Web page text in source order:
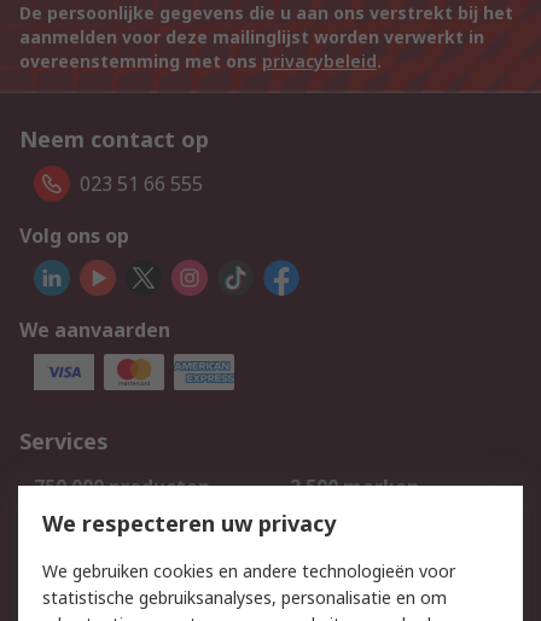
De persoonlijke gegevens die u aan ons verstrekt bij het
aanmelden voor deze mailinglijst worden verwerkt in
overeenstemming met ons privacybeleid.
Neem contact op
023 51 66 555
Volg ons op
We aanvaarden
Services
750.000 producten
2.500 merken
Bestellen
Inkoopoplossingen
Track & Trace
We respecteren uw privacy
We gebruiken cookies en andere technologieën voor
statistische gebruiksanalyses, personalisatie en om